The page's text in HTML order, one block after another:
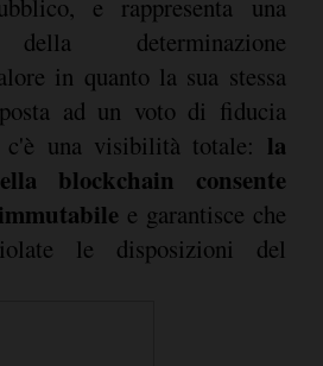
e rappresenta una
della determinazione
in quanto la sua stessa
ad un voto di fiducia
c'è una visibilità totale: la
blockchain consente
e garantisce che
le disposizioni del